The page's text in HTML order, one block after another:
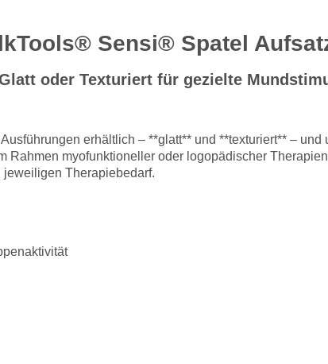
Sensi® Spatel
oder Texturiert für gezielte
erhältlich – **glatt** und **texturiert** –
myofunktioneller oder logopädischer
Therapiebedarf.